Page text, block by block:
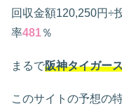
回収金額120,250円÷
率481％
まるで阪神タイガー
このサイトの予想の